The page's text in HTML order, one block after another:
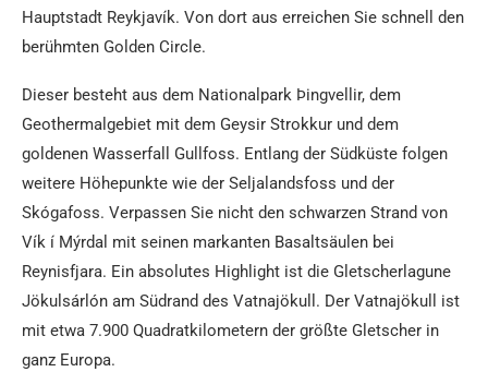
Hauptstadt Reykjavík. Von dort aus erreichen Sie schnell den
berühmten Golden Circle.
Dieser besteht aus dem Nationalpark Þingvellir, dem
Geothermalgebiet mit dem Geysir Strokkur und dem
goldenen Wasserfall Gullfoss. Entlang der Südküste folgen
weitere Höhepunkte wie der Seljalandsfoss und der
Skógafoss. Verpassen Sie nicht den schwarzen Strand von
Vík í Mýrdal mit seinen markanten Basaltsäulen bei
Reynisfjara. Ein absolutes Highlight ist die Gletscherlagune
Jökulsárlón am Südrand des Vatnajökull. Der Vatnajökull ist
mit etwa 7.900 Quadratkilometern der größte Gletscher in
ganz Europa.